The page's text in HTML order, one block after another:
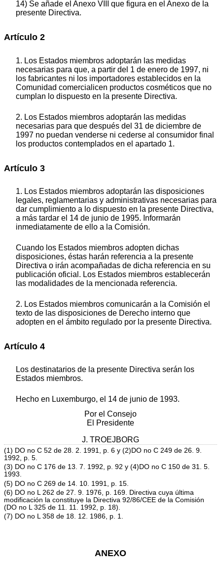
14) Se añade el Anexo VIII que figura en el Anexo de la
presente Directiva.
Artículo 2
1. Los Estados miembros adoptarán las medidas
necesarias para que, a partir del 1 de enero de 1997, ni
los fabricantes ni los importadores establecidos en la
Comunidad comercialicen productos cosméticos que no
cumplan lo dispuesto en la presente Directiva.
2. Los Estados miembros adoptarán las medidas
necesarias para que después del 31 de diciembre de
1997 no puedan venderse ni cederse al consumidor final
los productos contemplados en el apartado 1.
Artículo 3
1. Los Estados miembros adoptarán las disposiciones
legales, reglamentarias y administrativas necesarias para
dar cumplimiento a lo dispuesto en la presente Directiva,
a más tardar el 14 de junio de 1995. Informarán
inmediatamente de ello a la Comisión.
Cuando los Estados miembros adopten dichas
disposiciones, éstas harán referencia a la presente
Directiva o irán acompañadas de dicha referencia en su
publicación oficial. Los Estados miembros establecerán
las modalidades de la mencionada referencia.
2. Los Estados miembros comunicarán a la Comisión el
texto de las disposiciones de Derecho interno que
adopten en el ámbito regulado por la presente Directiva.
Artículo 4
Los destinatarios de la presente Directiva serán los
Estados miembros.
Hecho en Luxemburgo, el 14 de junio de 1993.
Por el Consejo
El Presidente
J. TROEJBORG
(1) DO no C 52 de 28. 2. 1991, p. 6 y (2)DO no C 249 de 26. 9.
1992, p. 5.
(3) DO no C 176 de 13. 7. 1992, p. 92 y (4)DO no C 150 de 31. 5.
1993.
(5) DO no C 269 de 14. 10. 1991, p. 15.
(6) DO no L 262 de 27. 9. 1976, p. 169. Directiva cuya última
modificación la constituye la Directiva 92/86/CEE de la Comisión
(DO no L 325 de 11. 11. 1992, p. 18).
(7) DO no L 358 de 18. 12. 1986, p. 1.
ANEXO